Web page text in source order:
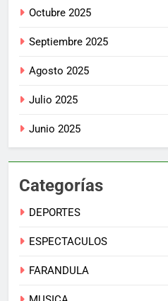
Octubre 2025
Septiembre 2025
Agosto 2025
Julio 2025
Junio 2025
Categorías
DEPORTES
ESPECTACULOS
FARANDULA